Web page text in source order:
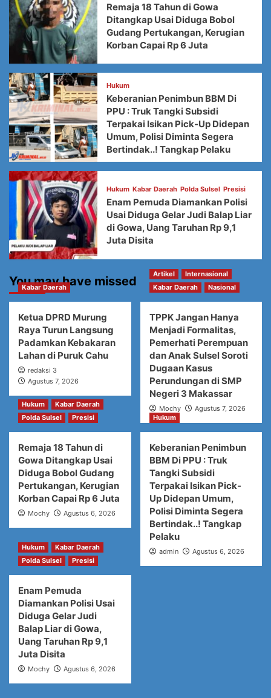
Remaja 18 Tahun di Gowa
Ditangkap Usai Diduga Bobol
Gudang Pertukangan, Kerugian
Korban Capai Rp 6 Juta
Hukum
Keberanian Penimbun BBM Di
PPU : Truk Tangki Subsidi
Terpakai Isikan Pick-Up Didepan
Umum, Polisi Diminta Segera
Bertindak..! Tangkap Pelaku
Hukum Kabar Daerah Polda Sulsel Presisi
Enam Pemuda Diamankan Polisi
Usai Diduga Gelar Judi Balap Liar
di Gowa, Uang Taruhan Rp 9,1
Juta Disita
You may have missed
Kabar Daerah
Ketua DPRD Murung
Raya Turun Langsung
Padamkan Kebakaran
Lahan di Puruk Cahu
redaksi 3
Agustus 7, 2026
Artikel
Internasional
Kabar Daerah
Nasional
TPPK Jangan Hanya
Menjadi Formalitas,
Pemerhati Perempuan
dan Anak Sulsel Soroti
Dugaan Kasus
Perundungan di SMP
Negeri 3 Makassar
Mochy Agustus 7, 2026
Hukum
Kabar Daerah
Polda Sulsel
Presisi
Remaja 18 Tahun di
Gowa Ditangkap Usai
Diduga Bobol Gudang
Pertukangan, Kerugian
Korban Capai Rp 6 Juta
Mochy Agustus 6, 2026
Hukum
Keberanian Penimbun
BBM Di PPU : Truk
Tangki Subsidi
Terpakai Isikan Pick-
Up Didepan Umum,
Polisi Diminta Segera
Bertindak..! Tangkap
Pelaku
admin Agustus 6, 2026
Hukum
Kabar Daerah
Polda Sulsel
Presisi
Enam Pemuda
Diamankan Polisi Usai
Diduga Gelar Judi
Balap Liar di Gowa,
Uang Taruhan Rp 9,1
Juta Disita
Mochy Agustus 6, 2026